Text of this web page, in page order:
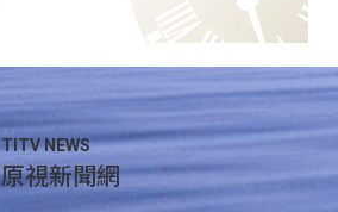
TITV NEWS
原視新聞網